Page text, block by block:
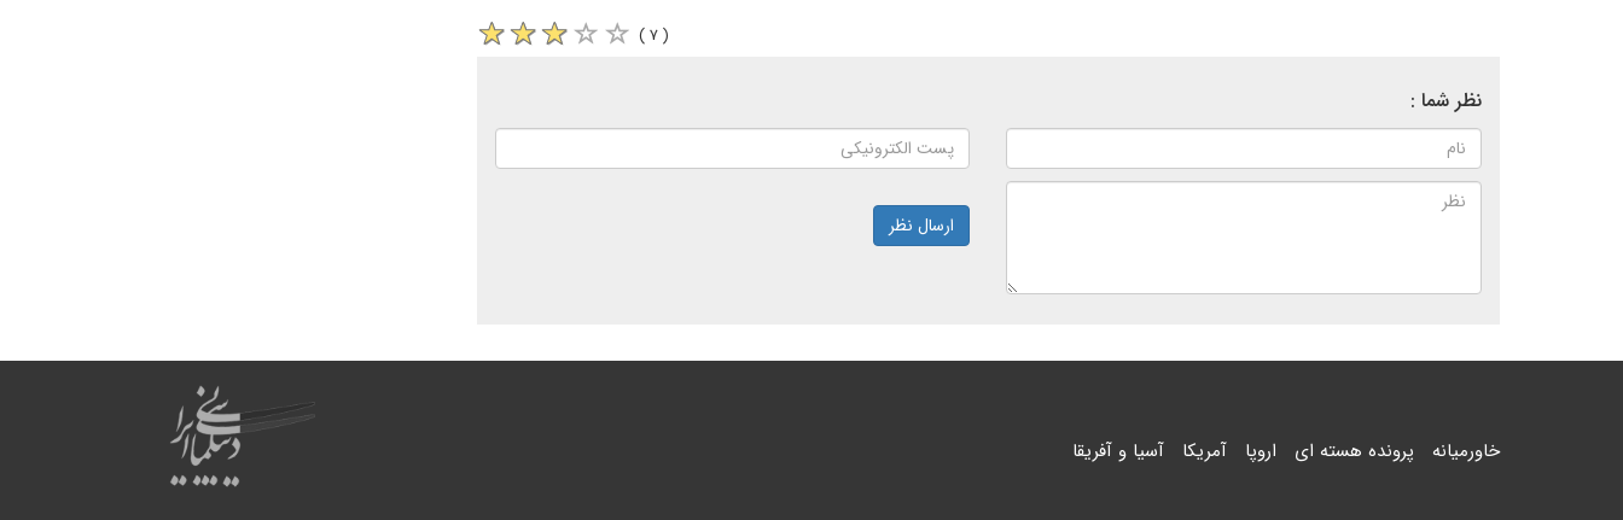
( ۷ )
نظر شما :
ارسال نظر
خاورمیانه پرونده هسته ای اروپا آمریکا آسیا و آفریقا